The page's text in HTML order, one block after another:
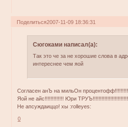
Поделиться2007-11-09 18:36:31
Сюгоками написал(а):
Так это че за не хорошие слова в
интереснее чем яой
Согласен анЪ на мильОн
Яой не айс!!!!!!!!!!!!! Юри
Не апсуждаиццо! хы :rolleyes:
0